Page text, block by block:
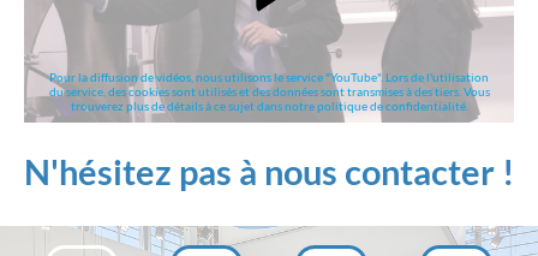
Pour la diffusion de vidéos, nous utilisons le service "YouTube". Lors de l'utilisation
du service, des cookies sont utilisés et des données sont transmises à des tiers. Vous
trouverez plus de détails à ce sujet dans notre politique de confidentialité.
N'hésitez pas à nous contacter !